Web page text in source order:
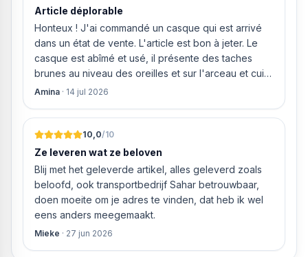
Article déplorable
Honteux ! J'ai commandé un casque qui est arrivé
dans un état de vente. L'article est bon à jeter. Le
casque est abîmé et usé, il présente des taches
brunes au niveau des oreilles et sur l'arceau et cuir
qui est craquelé ! Les coussins sont eux « dégonflés
Amina · 14 jul 2026
10,0/10
Ze leveren wat ze beloven
Blij met het geleverde artikel, alles geleverd zoals
beloofd, ook transportbedrijf Sahar betrouwbaar,
doen moeite om je adres te vinden, dat heb ik wel
eens anders meegemaakt.
Mieke · 27 jun 2026